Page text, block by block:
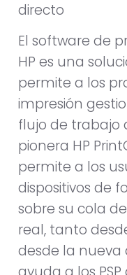
directo
El software de
HP es una
permite a los
impresión
flujo de trabajo
pionera HP
permite a los
dispositivos de
sobre su cola
real, tanto
desde la nueva